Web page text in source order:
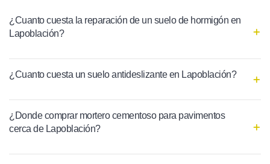
¿Cuanto cuesta la reparación de un suelo de hormigón en
Lapoblación?
¿Cuanto cuesta un suelo antideslizante en Lapoblación?
¿Donde comprar mortero cementoso para pavimentos
cerca de Lapoblación?